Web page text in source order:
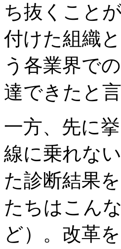
ち抜くこと
付けた組織
う各業界で
達できたと言
一方、先に
線に乗れな
た診断結果
たちはこん
ど）。改革